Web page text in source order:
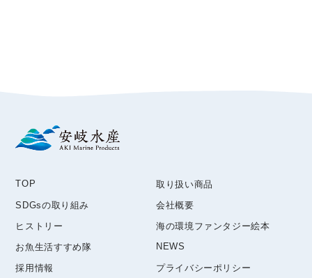
TOP
取り扱い商品
SDGsの取り組み
会社概要
ヒストリー
海の環境ファンタジー絵本
お魚生活すすめ隊
NEWS
採用情報 プライバシーポリシー